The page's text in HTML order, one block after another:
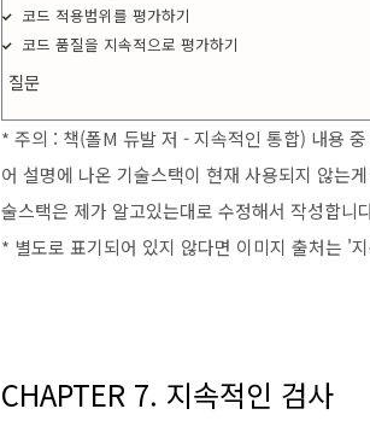
코드 적용범위를 평가하기
코드 품질을 지속적으로 평가하기
질문
* 주의 : 책(폴M 듀발 저 - 지속적인 통합) 내용
어 설명에 나온 기술스택이 현재 사용되지 않는
술스택은 제가 알고있는대로 수정해서 작성합니
* 별도로 표기되어 있지 않다면 이미지 출처는 '
CHAPTER 7. 지속적인 검사